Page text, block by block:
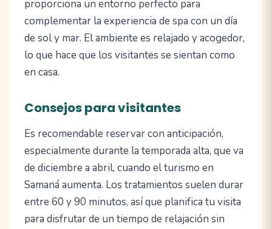
proporciona un entorno perfecto para
complementar la experiencia de spa con un día
de sol y mar. El ambiente es relajado y acogedor,
lo que hace que los visitantes se sientan como
en casa.
Consejos para visitantes
Es recomendable reservar con anticipación,
especialmente durante la temporada alta, que va
de diciembre a abril, cuando el turismo en
Samaná aumenta. Los tratamientos suelen durar
entre 60 y 90 minutos, así que planifica tu visita
para disfrutar de un tiempo de relajación sin